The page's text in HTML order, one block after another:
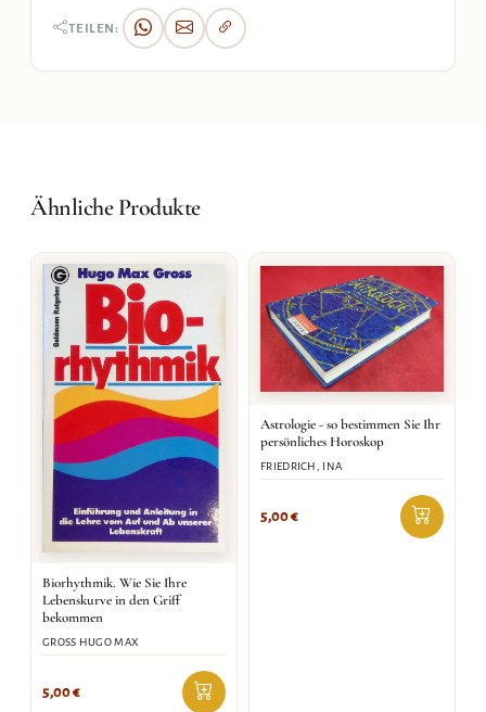
TEILEN:
Ähnliche Produkte
Biorhythmik. Wie Sie Ihre
Lebenskurve in den Griff
bekommen
GROSS HUGO MAX
5,00€
Astrologie - so bestimmen Sie Ihr
persönliches Horoskop
FRIEDRICH, INA
5,00€